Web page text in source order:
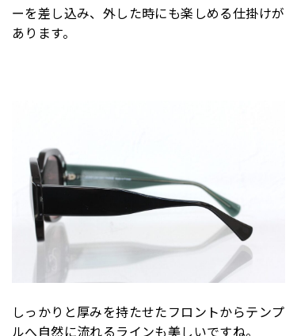
ーを差し込み、外した時にも楽しめる仕掛けが
あります。
しっかりと厚みを持たせたフロントからテンプ
ルへ自然に流れるラインも美しいですね。